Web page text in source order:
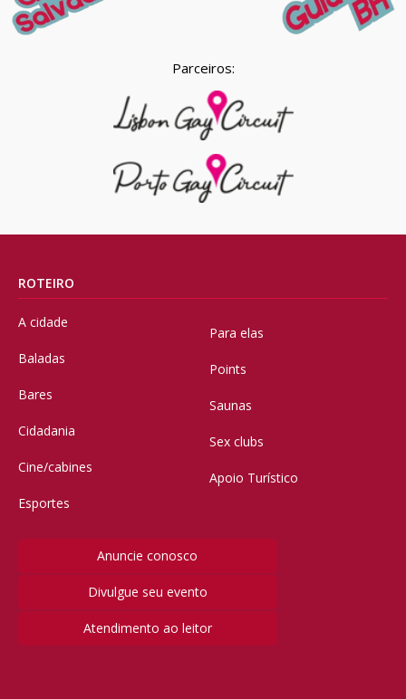
Parceiros:
ROTEIRO
A cidade
Baladas
Bares
Cidadania
Cine/cabines
Esportes
Para elas
Points
Saunas
Sex clubs
Apoio Turístico
Anuncie conosco
Divulgue seu evento
Atendimento ao leitor